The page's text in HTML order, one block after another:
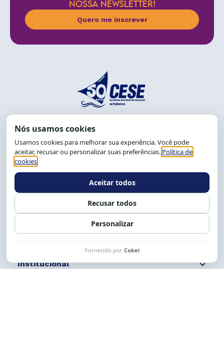
NOSSA NEWSLETTER!
Quero me inscrever
End.: R. da Graça, 150. Graça
CEP: 40.150-055
Salvador-BA, Brasil.
Tel.: (71) 2104-5457, Cel.: (71) 9 9239-2104 ou 2105
Expediente: 8h às 12h e 13 às 17h.
Siga nossas redes Fale conosco
Institucional